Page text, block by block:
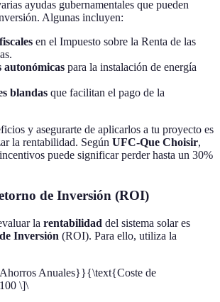
ayudas gubernamentales que pueden
Algunas incluyen:
en el Impuesto sobre la Renta de las
autonómicas para la instalación de energía
blandas que facilitan el pago de la
y asegurarte de aplicarlos a tu proyecto es
la rentabilidad. Según UFC-Que Choisir,
puede significar perder hasta un 30%
de Inversión (ROI)
la rentabilidad del sistema solar es
Inversión (ROI). Para ello, utiliza la
Anuales}}{\text{Coste de
\]\